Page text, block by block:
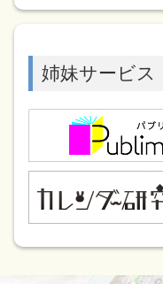
姉妹サービス